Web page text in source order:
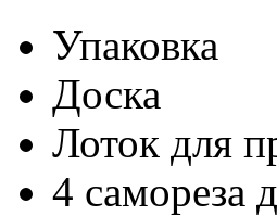
Упаковка
Доска
Лоток для
4 самореза